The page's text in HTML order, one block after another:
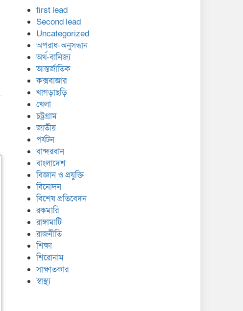
first lead
Second lead
Uncategorized
অপরাধ-অনুসন্ধান
অর্থ-বানিজ্য
আন্তর্জাতিক
কক্সবাজার
খাগড়াছড়ি
খেলা
চট্রগ্রাম
জাতীয়
পর্যটন
বান্দরবান
বাংলাদেশ
বিজ্ঞান ও প্রযুক্তি
বিনোদন
বিশেষ প্রতিবেদন
রকমারি
রাঙ্গামাটি
রাজনীতি
শিক্ষা
শিরোনাম
সাক্ষাতকার
স্বাস্থ্য